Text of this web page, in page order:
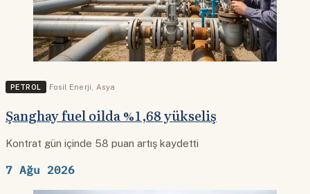
PETROL Fosil Enerji Asya
Şanghay fuel oilda %1,68 yükseliş
Kontrat gün içinde 58 puan artış kaydetti
7 Ağu 2026